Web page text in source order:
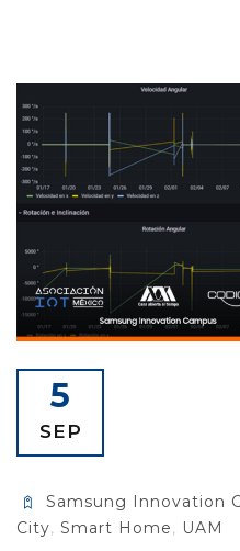
5
SEP
Samsung Innovation
City, Smart Home, UAM